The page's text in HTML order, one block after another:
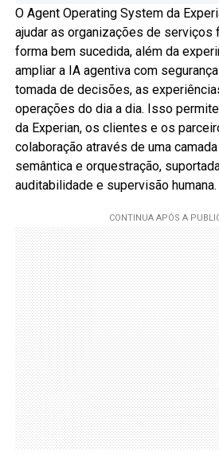
O Agent Operating System da
ajudar as organizações de serviços
forma bem sucedida, além da
ampliar a IA agentiva com
tomada de decisões, as
operações do dia a dia. Isso
da Experian, os clientes e os
colaboração através de uma
semântica e orquestração,
auditabilidade e supervisão humana.